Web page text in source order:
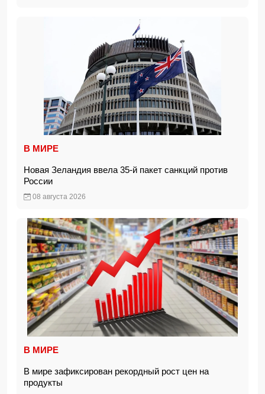
В МИРЕ
Новая Зеландия ввела 35-й пакет санкций против
России
08 августа 2026
В МИРЕ
В мире зафиксирован рекордный рост цен на
продукты